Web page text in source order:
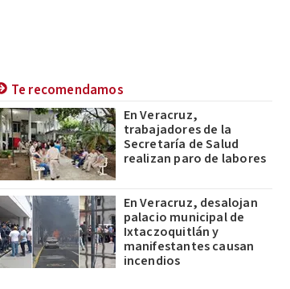
Te recomendamos
En Veracruz,
trabajadores de la
Secretaría de Salud
realizan paro de labores
En Veracruz, desalojan
palacio municipal de
Ixtaczoquitlán y
manifestantes causan
incendios